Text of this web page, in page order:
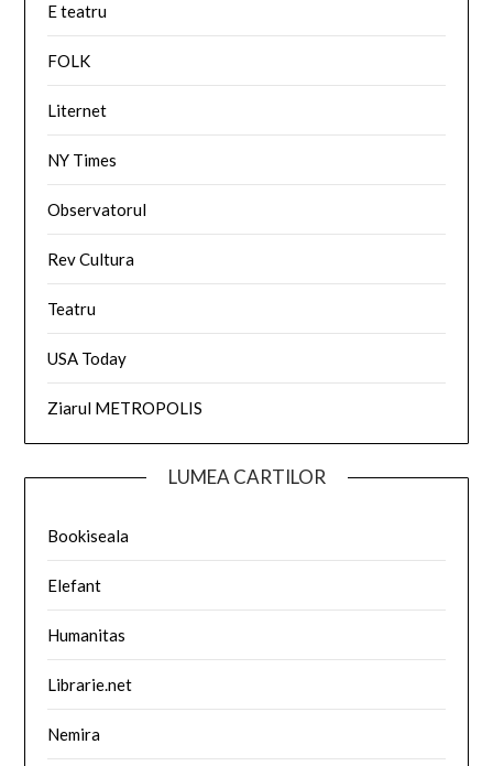
E teatru
FOLK
Liternet
NY Times
Observatorul
Rev Cultura
Teatru
USA Today
Ziarul METROPOLIS
LUMEA CARTILOR
Bookiseala
Elefant
Humanitas
Librarie.net
Nemira